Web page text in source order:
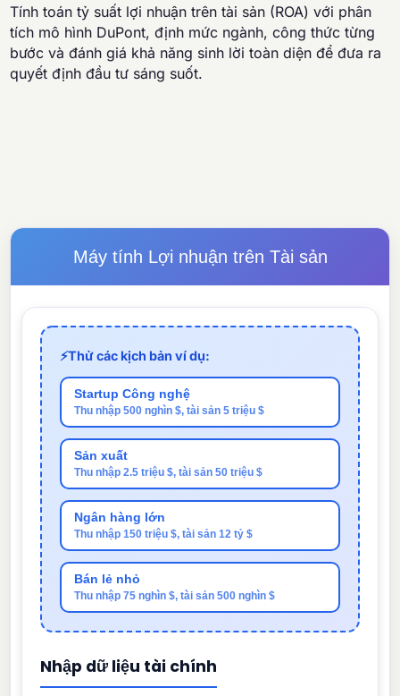
Tính toán tỷ suất lợi nhuận trên tài sản (ROA) với phân
tích mô hình DuPont, định mức ngành, công thức từng
bước và đánh giá khả năng sinh lời toàn diện để đưa ra
quyết định đầu tư sáng suốt.
Máy tính Lợi nhuận trên Tài sản
⚡Thử các kịch bản ví dụ:
Startup Công nghệ
Thu nhập 500 nghìn $, tài sản 5 triệu $
Sản xuất
Thu nhập 2.5 triệu $, tài sản 50 triệu $
Ngân hàng lớn
Thu nhập 150 triệu $, tài sản 12 tỷ $
Bán lẻ nhỏ
Thu nhập 75 nghìn $, tài sản 500 nghìn $
Nhập dữ liệu tài chính